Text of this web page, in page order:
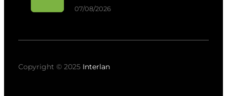
07/08/2026
Copyright © 2025 Interlan